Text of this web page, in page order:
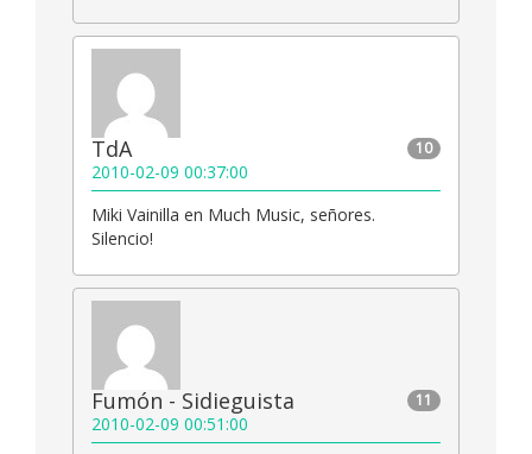
10
TdA
2010-02-09 00:37:00
Miki Vainilla en Much Music, señores.
Silencio!
11
Fumón - Sidieguista
2010-02-09 00:51:00